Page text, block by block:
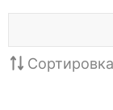
Сортировка